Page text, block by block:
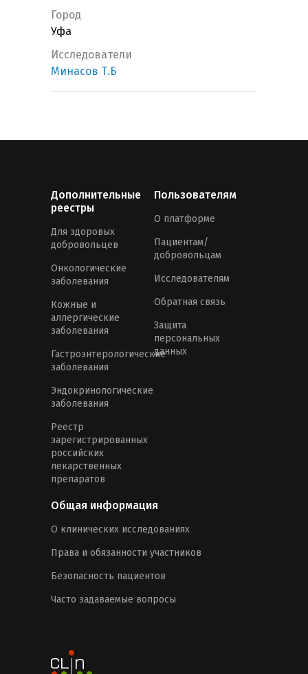
Город
Уфа
Исследователи
Минасов Т.Б
Дополнительные
реестры
Для здоровых
добровольцев
Онкологические
заболевания
Кожные и
аллергические
заболевания
Гастроэнтерологические
заболевания
Эндокринологические
заболевания
Реестр
зарегистрированных
российских
лекарственных
препаратов
Пользователям
О платформе
Пациентам/
добровольцам
Исследователям
Обратная связь
Защита
персональных
данных
Общая информация
О клинических исследованиях
Права и обязанности участников
Безопасность пациентов
Часто задаваемые вопросы